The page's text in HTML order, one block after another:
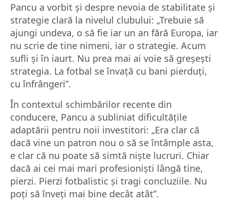
Pancu a vorbit și despre nevoia de stabilitate și
strategie clară la nivelul clubului: „Trebuie să
ajungi undeva, o să fie iar un an fără Europa, iar
nu scrie de tine nimeni, iar o strategie. Acum
sufli și în iaurt. Nu prea mai ai voie să greșești
strategia. La fotbal se învață cu bani pierduți,
cu înfrângeri”.
În contextul schimbărilor recente din
conducere, Pancu a subliniat dificultățile
adaptării pentru noii investitori: „Era clar că
dacă vine un patron nou o să se întâmple asta,
e clar că nu poate să simtă niște lucruri. Chiar
dacă ai cei mai mari profesioniști lângă tine,
pierzi. Pierzi fotbalistic și tragi concluziile. Nu
poți să înveți mai bine decât atât”.